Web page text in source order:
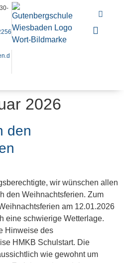
2026
den
wir wünschen allen
den Weihnachtsferien. Zum
am 12.01.2026
eine schwierige Wetterlage.
Hinweise des
HMKB Schulstart. Die
wie gewohnt um